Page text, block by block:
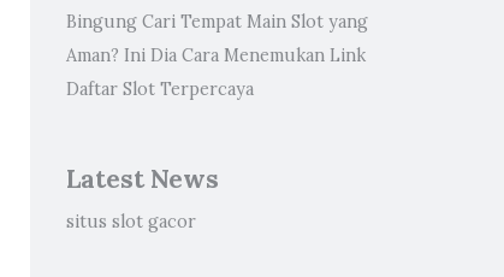
Bingung Cari Tempat Main Slot yang
Aman? Ini Dia Cara Menemukan Link
Daftar Slot Terpercaya
Latest News
situs slot gacor